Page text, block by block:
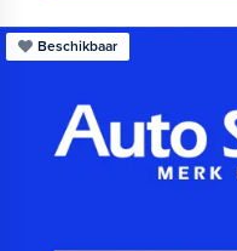
Beschikbaar